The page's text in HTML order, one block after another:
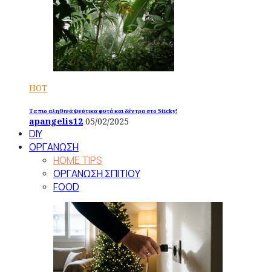
HOT
Τα πιο αληθινά ψεύτικα φυτά και δέντρα στο Sticky!
apangelis12 05/02/2025
DIY
ΟΡΓΑΝΩΣΗ
HOME TIPS
ΟΡΓΑΝΩΣΗ ΣΠΙΤΙΟΥ
FOOD